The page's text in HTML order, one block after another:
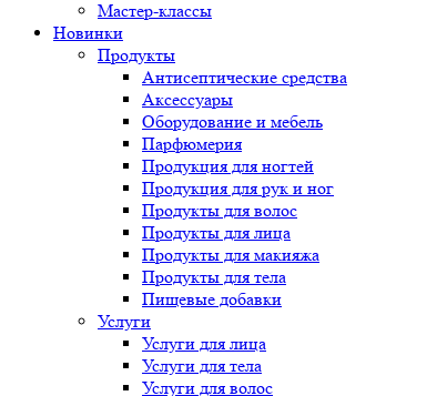
Мастер-классы
Новинки
Продукты
Антисептические средства
Аксессуары
Оборудование и мебель
Парфюмерия
Продукция для ногтей
Продукция для рук и ног
Продукты для волос
Продукты для лица
Продукты для макияжа
Продукты для тела
Пищевые добавки
Услуги
Услуги для лица
Услуги для тела
Услуги для волос